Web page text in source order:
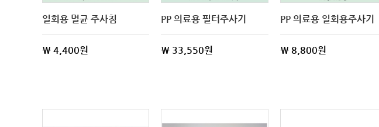
일회용 멸균 주사침
\ 4,400원
PP 의료용 필터주사기
\ 33,550원
PP 의료용 일회용주사기
\ 8,800원